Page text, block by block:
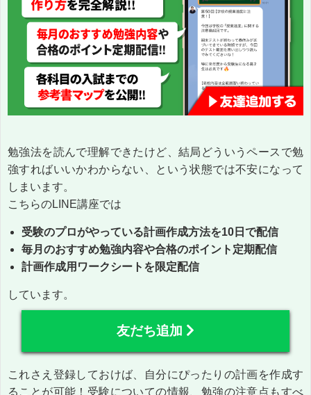
勉強法を読んで理解できたけど、結局どういうペースで勉
強すればいいかわからない、という状態では不安になって
しまいます。
こちらのLINE講座では
受験のプロがやっている計画作成方法を10日で配信
毎月のおすすめ勉強内容や合格のポイント定期配信
計画作成用ワークシートを限定配信
しています。
友だち追加
これさえ登録しておけば、自分にぴったりの計画を作成す
ることが可能！受験についての情報、勉強の注意点もすべ